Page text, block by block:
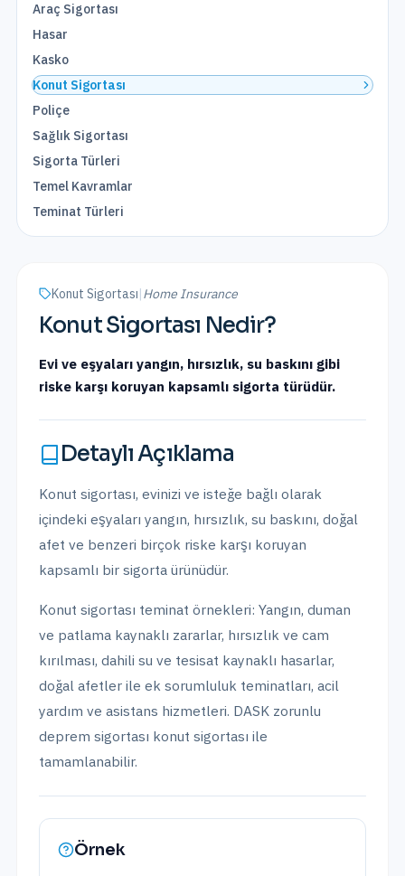
Araç Sigortası
Hasar
Kasko
Konut Sigortası
Poliçe
Sağlık Sigortası
Sigorta Türleri
Temel Kavramlar
Teminat Türleri
Konut Sigortası|Home Insurance
Konut Sigortası Nedir?
Evi ve eşyaları yangın, hırsızlık, su baskını gibi
riske karşı koruyan kapsamlı sigorta türüdür.
Detaylı Açıklama
Konut sigortası, evinizi ve isteğe bağlı olarak
içindeki eşyaları yangın, hırsızlık, su baskını, doğal
afet ve benzeri birçok riske karşı koruyan
kapsamlı bir sigorta ürünüdür.
Konut sigortası teminat örnekleri: Yangın, duman
ve patlama kaynaklı zararlar, hırsızlık ve cam
kırılması, dahili su ve tesisat kaynaklı hasarlar,
doğal afetler ile ek sorumluluk teminatları, acil
yardım ve asistans hizmetleri. DASK zorunlu
deprem sigortası konut sigortası ile
tamamlanabilir.
Örnek